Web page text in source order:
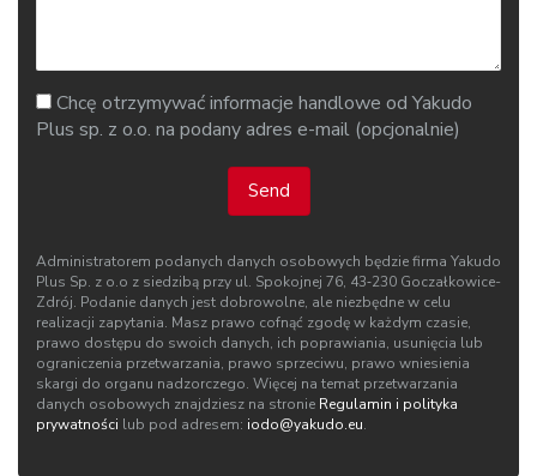
Chcę otrzymywać informacje handlowe od Yakudo
Plus sp. z o.o. na podany adres e-mail (opcjonalnie)
Send
Administratorem podanych danych osobowych będzie firma Yakudo
Plus Sp. z o.o z siedzibą przy ul. Spokojnej 76, 43‑230 Goczałkowice-
Zdrój. Podanie danych jest dobrowolne, ale niezbędne w celu
realizacji zapytania. Masz prawo cofnąć zgodę w każdym czasie,
prawo dostępu do swoich danych, ich poprawiania, usunięcia lub
ograniczenia przetwarzania, prawo sprzeciwu, prawo wniesienia
skargi do organu nadzorczego. Więcej na temat przetwarzania
danych osobowych znajdziesz na stronie Regulamin i polityka
prywatności lub pod adresem: iodo@yakudo.eu.